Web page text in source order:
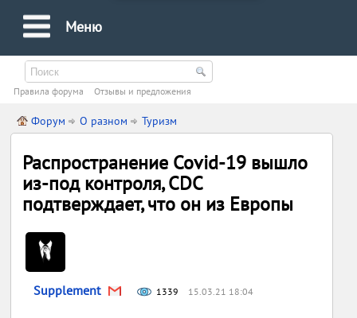
Меню
Правила форума Oтзывы и предложения
Форум О разном Туризм
Распространение Covid-19 вышло
из-под контроля, CDC
подтверждает, что он из Европы
Supplement 1339 15.03.21 18:04